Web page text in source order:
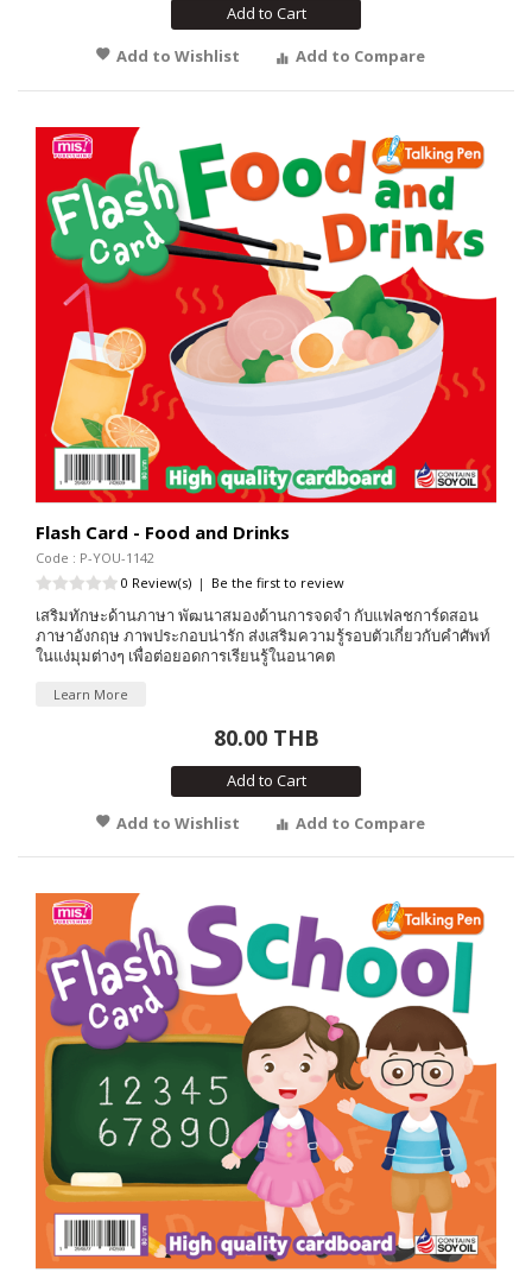
Add to Cart
Add to Wishlist
Add to Compare
Flash Card - Food and Drinks
Code : P-YOU-1142
0 Review(s) | Be the first to review
เสริมทักษะด้านภาษา พัฒนาสมองด้านการจดจำ กับแฟลชการ์ดสอน
ภาษาอังกฤษ ภาพประกอบน่ารัก ส่งเสริมความรู้รอบตัวเกี่ยวกับคำศัพท์
ในแง่มุมต่างๆ เพื่อต่อยอดการเรียนรู้ในอนาคต
Learn More
80.00 THB
Add to Cart
Add to Wishlist
Add to Compare